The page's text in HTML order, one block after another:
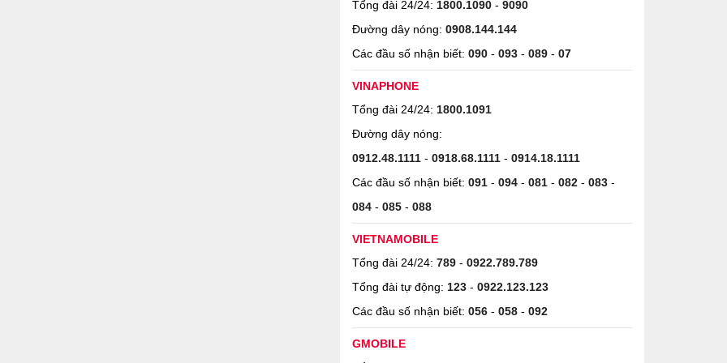
Tổng đài 24/24: 1800.1090 - 9090
Đường dây nóng: 0908.144.144
Các đầu số nhận biết: 090 - 093 - 089 - 07
VINAPHONE
Tổng đài 24/24: 1800.1091
Đường dây nóng:
0912.48.1111 - 0918.68.1111 - 0914.18.1111
Các đầu số nhận biết: 091 - 094 - 081 - 082 - 083 -
084 - 085 - 088
VIETNAMOBILE
Tổng đài 24/24: 789 - 0922.789.789
Tổng đài tự động: 123 - 0922.123.123
Các đầu số nhận biết: 056 - 058 - 092
GMOBILE